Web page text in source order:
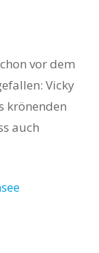
vor dem
Vicky
krönenden
auch